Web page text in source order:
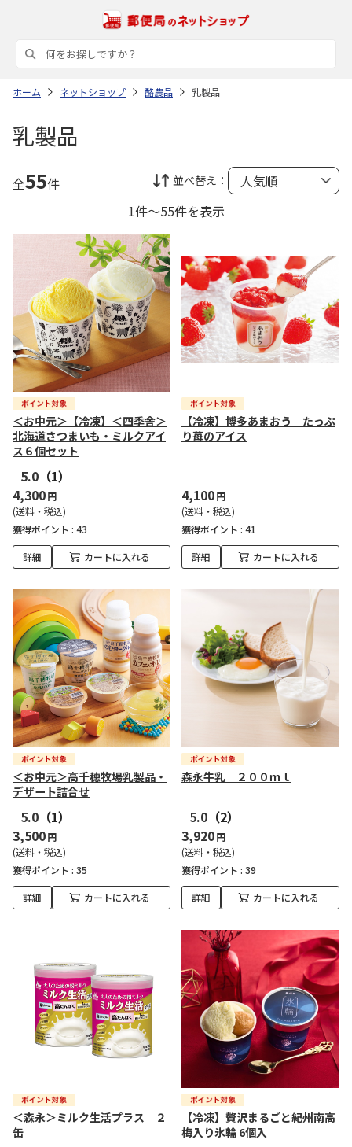
ホーム ネットショップ 酪農品 乳製品
乳製品
全55件 並べ替え：
1件～55件を表示
＜お中元＞【冷凍】＜四季舎＞
北海道さつまいも・ミルクアイ
ス６個セット
5.0 （1）
4,300円
(送料・税込)
獲得ポイント : 43
詳細 カートに入れる
【冷凍】博多あまおう たっぷ
り苺のアイス
4,100円
(送料・税込)
獲得ポイント : 41
詳細 カートに入れる
＜お中元＞高千穂牧場乳製品・
デザート詰合せ
5.0 （1）
3,500円
(送料・税込)
獲得ポイント : 35
詳細 カートに入れる
森永牛乳 ２００ｍｌ
5.0 （2）
3,920円
(送料・税込)
獲得ポイント : 39
詳細 カートに入れる
＜森永＞ミルク生活プラス ２
缶
【冷凍】贅沢まるごと紀州南高
梅入り氷輪 6個入